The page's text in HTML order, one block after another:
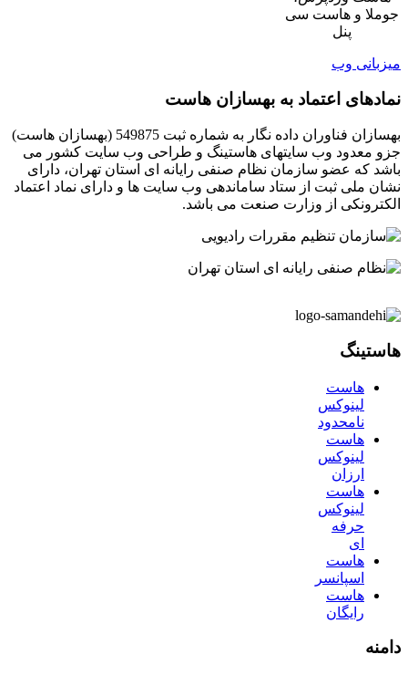
جوملا و هاست سی
پنل
میزبانی وب
نمادهای اعتماد به بهسازان هاست
بهسازان فناوران داده نگار به شماره ثبت 549875 (بهسازان هاست)
جزو معدود وب سایتهای هاستینگ و طراحی وب سایت کشور می
باشد که عضو سازمان نظام صنفی رایانه ای استان تهران، دارای
نشان ملی ثبت از ستاد ساماندهی وب سایت ها و دارای نماد اعتماد
الکترونکی از وزارت صنعت می باشد.
هاستینگ
هاست
لینوکس
نامحدود
هاست
لینوکس
ارزان
هاست
لینوکس
حرفه
ای
هاست
اسپانسر
هاست
رایگان
دامنه